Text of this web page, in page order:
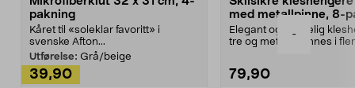
-
pakning
Kåret til «soleklar favoritt» i
svenske Afton...
Utførelse: Grå/beige
39,90
med metallpinne, 8-
Elegant og skikkelig
tre og metall – finnes i
79,90